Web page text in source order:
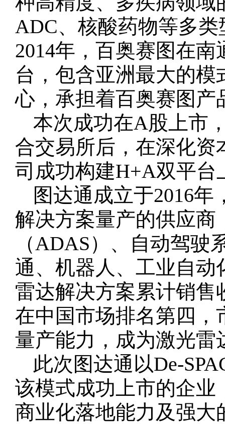
ADC、核酸药物等多
2014年，百奥赛图在
台，包含亚洲最大的
心，承担着百奥赛图产
本次成功在A股上市
合交易所后，在深化
司成功构建H+A双平台
图达通成立于2016
解决方案量产的供应商
（ADAS）、自动驾
通、机器人、工业自动
雷达解决方案累计销售
在中国市场排名第四，
量产能力，成为激光雷
此次图达通以De-
该模式成功上市的企业
商业化落地能力及强大